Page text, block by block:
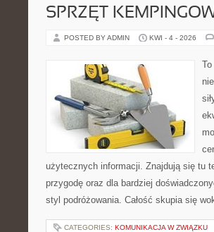
SPRZĘT
POSTED BY ADMIN KWI - 4 - 2026
użytecznych informacji. Znajdują się tu
przygodę oraz dla bardziej
styl podróżowania. Całość skupia się
CATEGORIES: KOMUNIKACJA W ZWIĄZKU